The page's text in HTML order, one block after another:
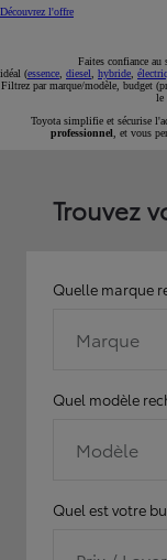
Faites confiance au
idéal (essence diesel hybride
Filtrez par marque/modèle, budget
le
Toyota simplifie et sécurise
professionnel , et vous
Trouvez
Quelle marque
Marque
Quel modèle
Modèle
Quel est votre